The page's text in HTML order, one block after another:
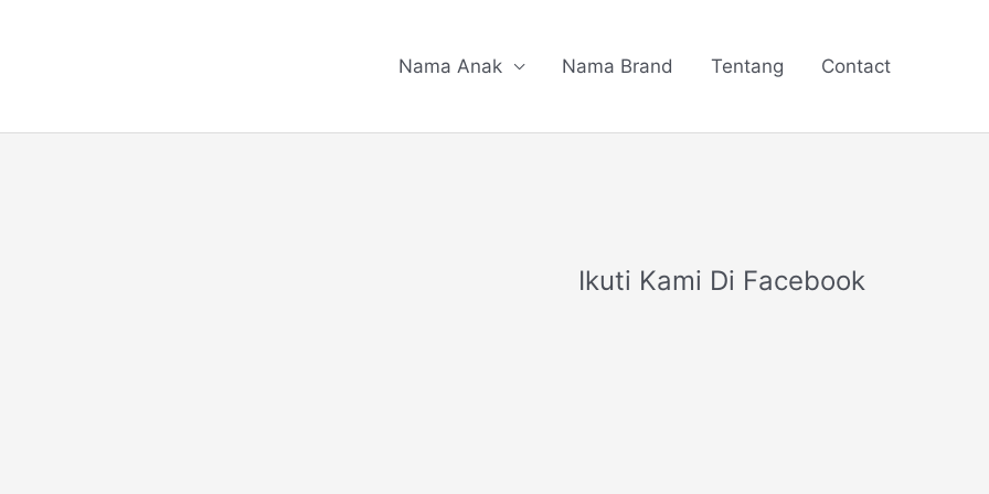
Nama Anak Nama Brand Tentang Contact
Ikuti Kami Di Facebook